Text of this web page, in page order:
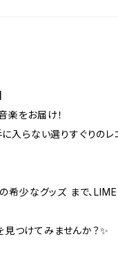
楽をお届け！
入らない選りすぐりのレ
少なグッズ まで、
見つけてみませんか？✨